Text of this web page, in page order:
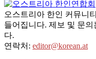
오스트리아 한인 커뮤니
들어집니다. 제보 및 문
다.
연락처: editor@korean.at